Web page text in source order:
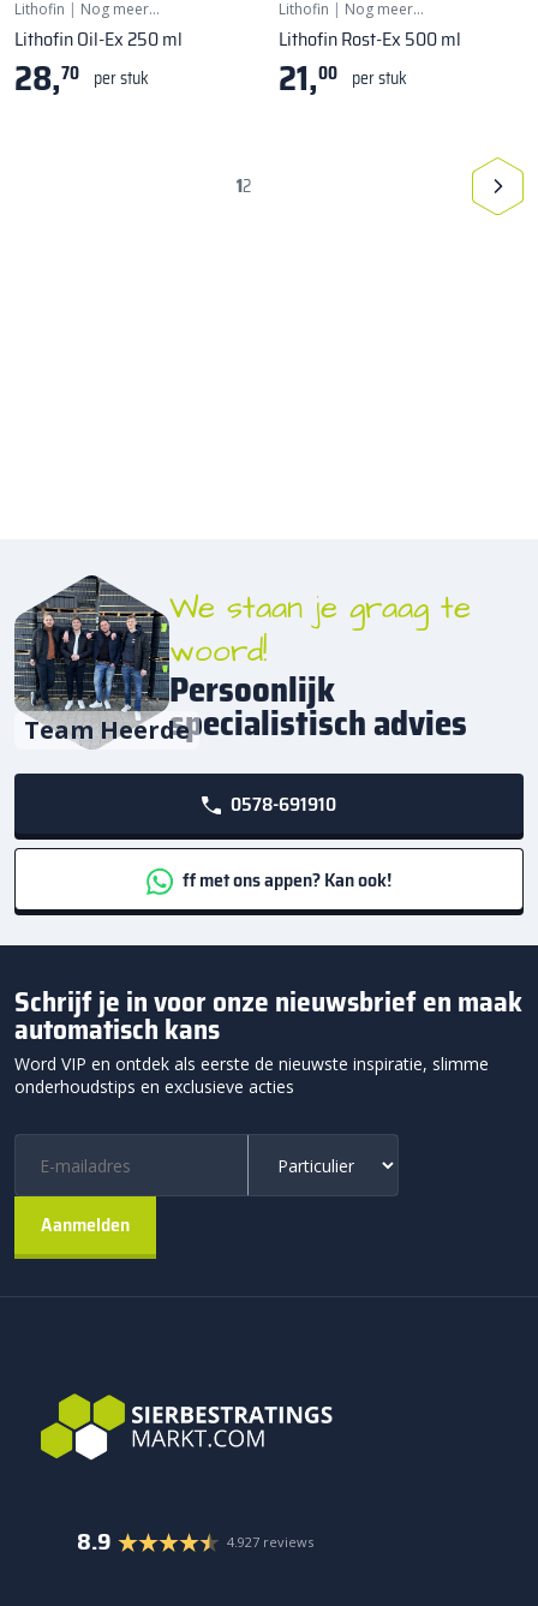
Lithofin | Nog meer…
Lithofin Oil-Ex 250 ml
28,70 per stuk
Lithofin | Nog meer…
Lithofin Rost-Ex 500 ml
21,00 per stuk
12
Team Heerde
We staan je graag te
woord!
Persoonlijk
specialistisch advies
0578-691910
ff met ons appen? Kan ook!
Schrijf je in voor onze nieuwsbrief en maak
automatisch kans
Word VIP en ontdek als eerste de nieuwste inspiratie, slimme
onderhoudstips en exclusieve acties
8.9 4.927 reviews